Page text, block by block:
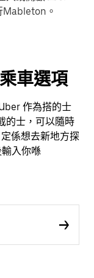
。
車選項
作為搭的士
的士，可以隨時
係想去新地方探
入你喺